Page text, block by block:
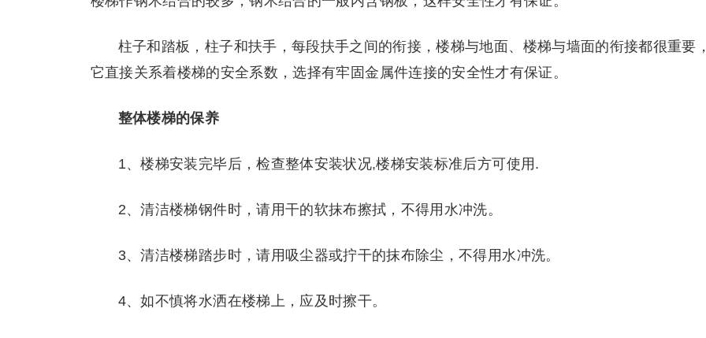
柱子和踏板，柱子和扶手，每段扶手之间的衔接，楼梯与地面、楼梯与墙面的衔接都很重要，
它直接关系着楼梯的安全系数，选择有牢固金属件连接的安全性才有保证。
整体楼梯的保养
1、楼梯安装完毕后，检查整体安装状况,楼梯安装标准后方可使用.
2、清洁楼梯钢件时，请用干的软抹布擦拭，不得用水冲洗。
3、清洁楼梯踏步时，请用吸尘器或拧干的抹布除尘，不得用水冲洗。
4、如不慎将水洒在楼梯上，应及时擦干。